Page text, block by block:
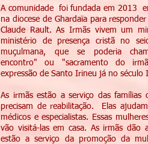
A comunidade foi fundada em 2013
na diocese de Ghardaïa para
Claude Rault. As Irmãs vivem um
ministério de presença cristã no
muçulmana, que se poderia
encontro" ou "sacramento do
expressão de Santo Irineu já no século
As irmãs estão a serviço das famílias
precisam de reabilitação. Elas
médicos e especialistas. Essas
vão visitá-las em casa. As irmãs dão
estão a serviço da promoção da